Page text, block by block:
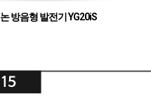
듀카 방음형 발전기 D2500iSE